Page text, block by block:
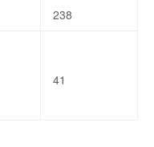
238
41